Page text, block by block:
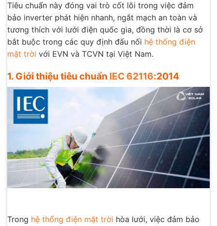
Tiêu chuẩn này đóng vai trò cốt lõi trong việc đảm
bảo inverter phát hiện nhanh, ngắt mạch an toàn và
tương thích với lưới điện quốc gia, đồng thời là cơ sở
bắt buộc trong các quy định đấu nối hệ thống điện
mặt trời với EVN và TCVN tại Việt Nam.
1. Giới thiệu tiêu chuẩn IEC 62116:2014
Trong hệ thống điện mặt trời hòa lưới, việc đảm bảo